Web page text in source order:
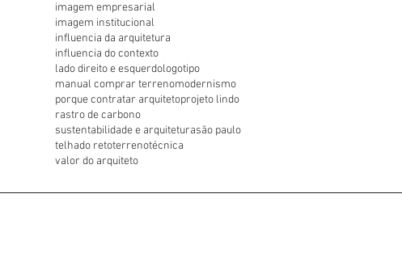
imagem empresarial
imagem institucional
influencia da arquitetura
influencia do contexto
lado direito e esquerdologotipo
manual comprar terrenomodernismo
porque contratar arquitetoprojeto lindo
rastro de carbono
sustentabilidade e arquiteturasão paulo
telhado retoterrenotécnica
valor do arquiteto